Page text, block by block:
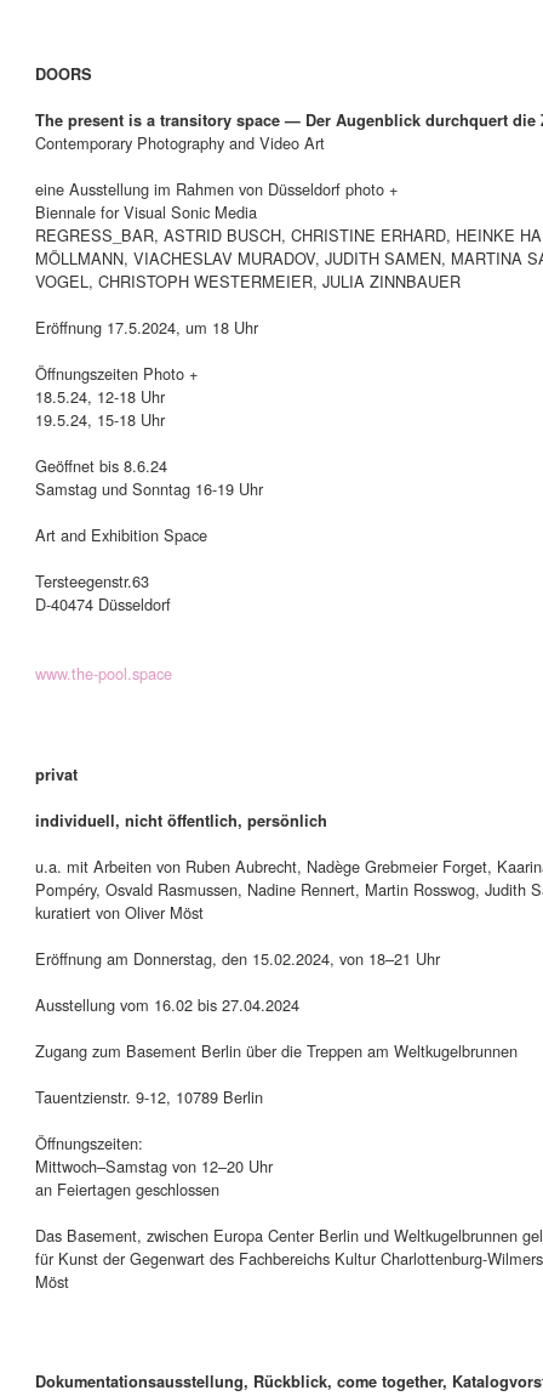
DOORS
The present is a transitory space — Der Augenblick durchquert die
Contemporary Photography and Video Art
eine Ausstellung im Rahmen von Düsseldorf photo +
Biennale for Visual Sonic Media
REGRESS_BAR, ASTRID BUSCH, CHRISTINE ERHARD, HEINKE
MÖLLMANN, VIACHESLAV MURADOV, JUDITH SAMEN, MARTINA
VOGEL, CHRISTOPH WESTERMEIER, JULIA ZINNBAUER
Eröffnung 17.5.2024, um 18 Uhr
Öffnungszeiten Photo +
18.5.24, 12-18 Uhr
19.5.24, 15-18 Uhr
Geöffnet bis 8.6.24
Samstag und Sonntag 16-19 Uhr
Art and Exhibition Space
Tersteegenstr.63
D-40474 Düsseldorf
www.the-pool.space
privat
individuell, nicht öffentlich, persönlich
u.a. mit Arbeiten von Ruben Aubrecht, Nadège Grebmeier Forget,
Pompéry, Osvald Rasmussen, Nadine Rennert, Martin Rosswog, Judith
kuratiert von Oliver Möst
Eröffnung am Donnerstag, den 15.02.2024, von 18–21 Uhr
Ausstellung vom 16.02 bis 27.04.2024
Zugang zum Basement Berlin über die Treppen am Weltkugelbrunnen
Tauentzienstr. 9-12, 10789 Berlin
Öffnungszeiten:
Mittwoch–Samstag von 12–20 Uhr
an Feiertagen geschlossen
Das Basement, zwischen Europa Center Berlin und Weltkugelbrunnen
für Kunst der Gegenwart des Fachbereichs Kultur Charlottenburg-
Möst
Dokumentationsausstellung, Rückblick, come together,